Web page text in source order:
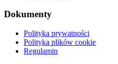
Dokumenty
Polityka prywatności
Polityka plików cookie
Regulamin